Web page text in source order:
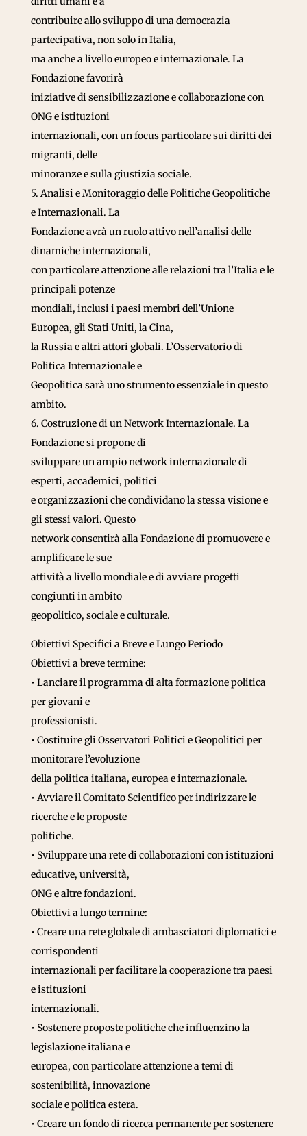
contribuire allo sviluppo di una democrazia
partecipativa, non solo in Italia,
ma anche a livello europeo e internazionale. La
Fondazione favorirà
iniziative di sensibilizzazione e collaborazione con
ONG e istituzioni
internazionali, con un focus particolare sui diritti dei
migranti, delle
minoranze e sulla giustizia sociale.
5. Analisi e Monitoraggio delle Politiche Geopolitiche
e Internazionali. La
Fondazione avrà un ruolo attivo nell’analisi delle
dinamiche internazionali,
con particolare attenzione alle relazioni tra l’Italia e le
principali potenze
mondiali, inclusi i paesi membri dell’Unione
Europea, gli Stati Uniti, la Cina,
la Russia e altri attori globali. L’Osservatorio di
Politica Internazionale e
Geopolitica sarà uno strumento essenziale in questo
ambito.
6. Costruzione di un Network Internazionale. La
Fondazione si propone di
sviluppare un ampio network internazionale di
esperti, accademici, politici
e organizzazioni che condividano la stessa visione e
gli stessi valori. Questo
network consentirà alla Fondazione di promuovere e
amplificare le sue
attività a livello mondiale e di avviare progetti
congiunti in ambito
geopolitico, sociale e culturale.
Obiettivi Specifici a Breve e Lungo Periodo
Obiettivi a breve termine:
• Lanciare il programma di alta formazione politica
per giovani e
professionisti.
• Costituire gli Osservatori Politici e Geopolitici per
monitorare l’evoluzione
della politica italiana, europea e internazionale.
• Avviare il Comitato Scientifico per indirizzare le
ricerche e le proposte
politiche.
• Sviluppare una rete di collaborazioni con istituzioni
educative, università,
ONG e altre fondazioni.
Obiettivi a lungo termine:
• Creare una rete globale di ambasciatori diplomatici e
corrispondenti
internazionali per facilitare la cooperazione tra paesi
e istituzioni
internazionali.
• Sostenere proposte politiche che influenzino la
legislazione italiana e
europea, con particolare attenzione a temi di
sostenibilità, innovazione
sociale e politica estera.
• Creare un fondo di ricerca permanente per sostenere